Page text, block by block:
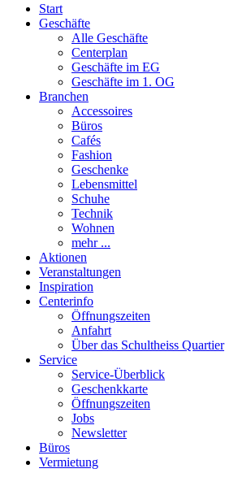
Start
Geschäfte
Alle Geschäfte
Centerplan
Geschäfte im EG
Geschäfte im 1. OG
Branchen
Accessoires
Büros
Cafés
Fashion
Geschenke
Lebensmittel
Schuhe
Technik
Wohnen
mehr ...
Aktionen
Veranstaltungen
Inspiration
Centerinfo
Öffnungszeiten
Anfahrt
Über das Schultheiss Quartier
Service
Service-Überblick
Geschenkkarte
Öffnungszeiten
Jobs
Newsletter
Büros
Vermietung